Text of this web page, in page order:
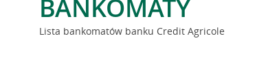
BANKOMATY
Lista bankomatów banku Credit Agricole